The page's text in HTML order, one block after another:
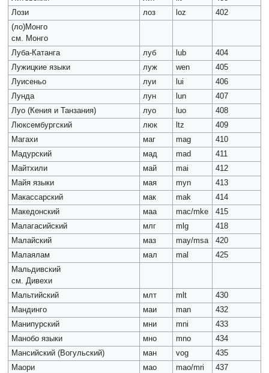
Лози
лоз loz
402
(ло)Монго
см. Монго
Луба-Катанга
луб lub
404
Лужицкие языки
луж wen
405
Луисеньо
луи lui
406
Лунда
лун lun
407
Луо (Кения и Танзания)
луо luo
408
Люксембургский
люк ltz
409
Магахи
маг mag
410
Мадурский
мад mad
411
Майтхили
май mai
412
Майя языки
мая myn
413
Макассарский
мак mak
414
Македонский
маа mac/mke
415
Малагасийский
млг mlg
418
Малайский
маз may/msa
420
Малаялам
мал mal
425
Мальдивский
см. Дивехи
Мальтийский
млт mlt
430
Мандинго
маи man
432
Манипурский
мни mni
433
Манобо языки
мно mno
434
Мансийский (Вогульский)
ман vog
435
Маори
мао mao/mri
437